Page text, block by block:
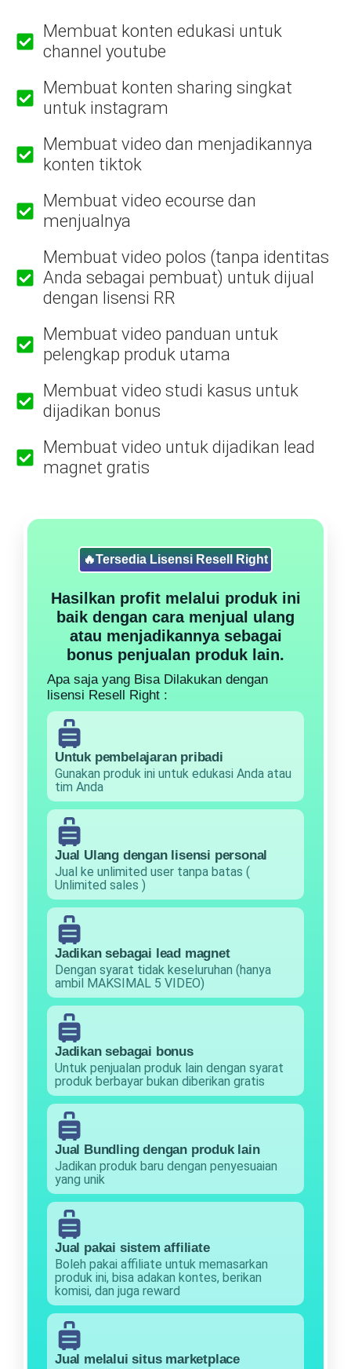
Membuat konten edukasi untuk
channel youtube
Membuat konten sharing singkat
untuk instagram
Membuat video dan menjadikannya
konten tiktok
Membuat video ecourse dan
menjualnya
Membuat video polos (tanpa identitas
Anda sebagai pembuat) untuk dijual
dengan lisensi RR
Membuat video panduan untuk
pelengkap produk utama
Membuat video studi kasus untuk
dijadikan bonus
Membuat video untuk dijadikan lead
magnet gratis
🔥Tersedia Lisensi Resell Right
Hasilkan profit melalui produk ini
baik dengan cara menjual ulang
atau menjadikannya sebagai
bonus penjualan produk lain.
Apa saja yang Bisa Dilakukan dengan
lisensi Resell Right :
Untuk pembelajaran pribadi
Gunakan produk ini untuk edukasi Anda atau
tim Anda
Jual Ulang dengan lisensi personal
Jual ke unlimited user tanpa batas (
Unlimited sales )
Jadikan sebagai lead magnet
Dengan syarat tidak keseluruhan (hanya
ambil MAKSIMAL 5 VIDEO)
Jadikan sebagai bonus
Untuk penjualan produk lain dengan syarat
produk berbayar bukan diberikan gratis
Jual Bundling dengan produk lain
Jadikan produk baru dengan penyesuaian
yang unik
Jual pakai sistem affiliate
Boleh pakai affiliate untuk memasarkan
produk ini, bisa adakan kontes, berikan
komisi, dan juga reward
Jual melalui situs marketplace